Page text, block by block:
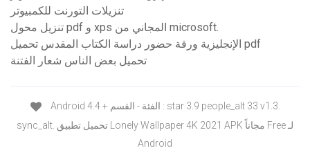
تنزيلات التورنت للكمبيوتر
تنزيل محول pdf و xps المجاني من microsoft.
الإنجليزية ورقة حضور دراسة الكتاب المقدس تحميل pdf
تحميل بعض الناس شعار الفتنة
Android 4.4 + الفئة - القسم : star 3.9 people_alt 33 v1.3.
sync_alt. تحميل تطبيق Lonely Wallpaper 4K 2021 APK مجاناً Free لـ
Android